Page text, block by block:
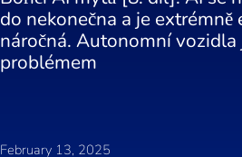
do nekonečna a je extrémně
náročná. Autonomní
problémem
February 13, 2025